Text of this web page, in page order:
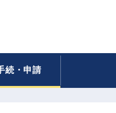
続・申請